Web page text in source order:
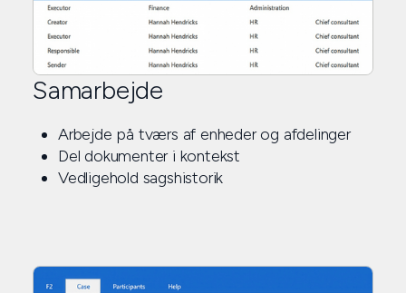
Samarbejde
Arbejde på tværs af enheder og afdelinger
Del dokumenter i kontekst
Vedligehold sagshistorik